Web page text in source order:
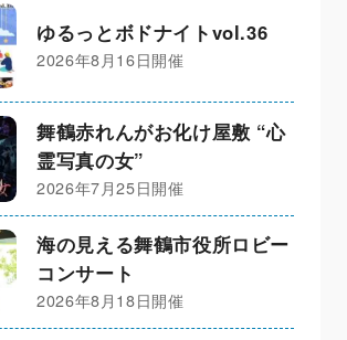
ゆるっとボドナイトvol.36
2026年8月16日開催
舞鶴赤れんがお化け屋敷 “心
霊写真の女”
2026年7月25日開催
海の見える舞鶴市役所ロビー
コンサート
2026年8月18日開催